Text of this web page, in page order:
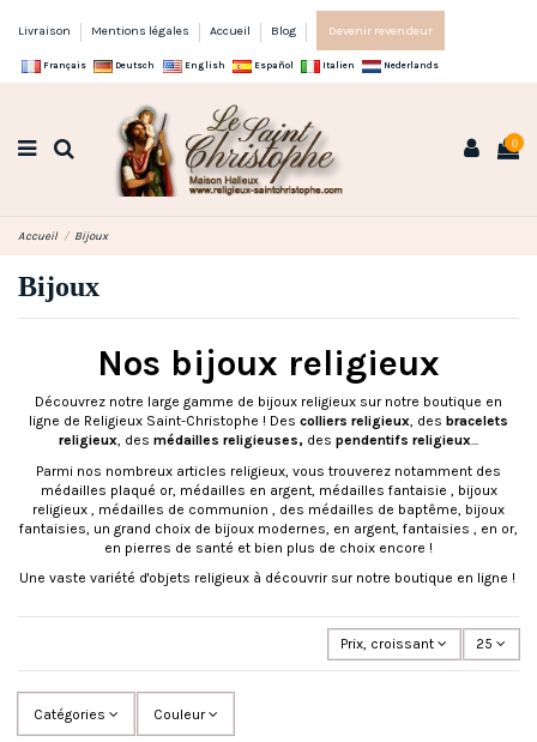
Livraison Mentions légales Accueil Blog Devenir revendeur
Français Deutsch English Español Italien Nederlands
0
Accueil Bijoux
Bijoux
Nos bijoux religieux
Découvrez notre large gamme de bijoux religieux sur notre boutique en
ligne de Religieux Saint-Christophe ! Des colliers religieux, des bracelets
religieux, des médailles religieuses, des pendentifs religieux...
Parmi nos nombreux articles religieux, vous trouverez notamment des
médailles plaqué or, médailles en argent, médailles fantaisie , bijoux
religieux , médailles de communion , des médailles de baptême, bijoux
fantaisies, un grand choix de bijoux modernes, en argent, fantaisies , en or,
en pierres de santé et bien plus de choix encore !
Une vaste variété d'objets religieux à découvrir sur notre boutique en ligne !
Prix, croissant 25
Catégories Couleur